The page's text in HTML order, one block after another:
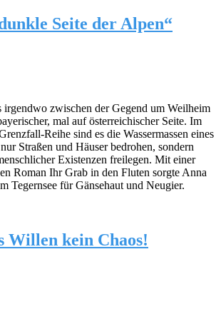
Seite der Alpen“
irgendwo zwischen der Gegend um Weilheim
mal auf österreichischer Seite. Im
Reihe sind es die Wassermassen eines
Straßen und Häuser bedrohen, sondern
Existenzen freilegen. Mit einer
Roman Ihr Grab in den Fluten sorgte Anna
Tegernsee für Gänsehaut und Neugier.
Willen kein Chaos!